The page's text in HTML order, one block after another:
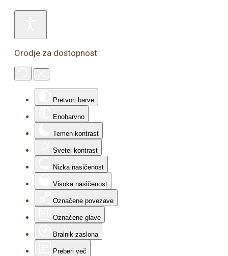
Orodje za dostopnost
Pretvori barve
Enobarvno
Temen kontrast
Svetel kontrast
Nizka nasičenost
Visoka nasičenost
Označene povezave
Označene glave
Bralnik zaslona
Preberi več